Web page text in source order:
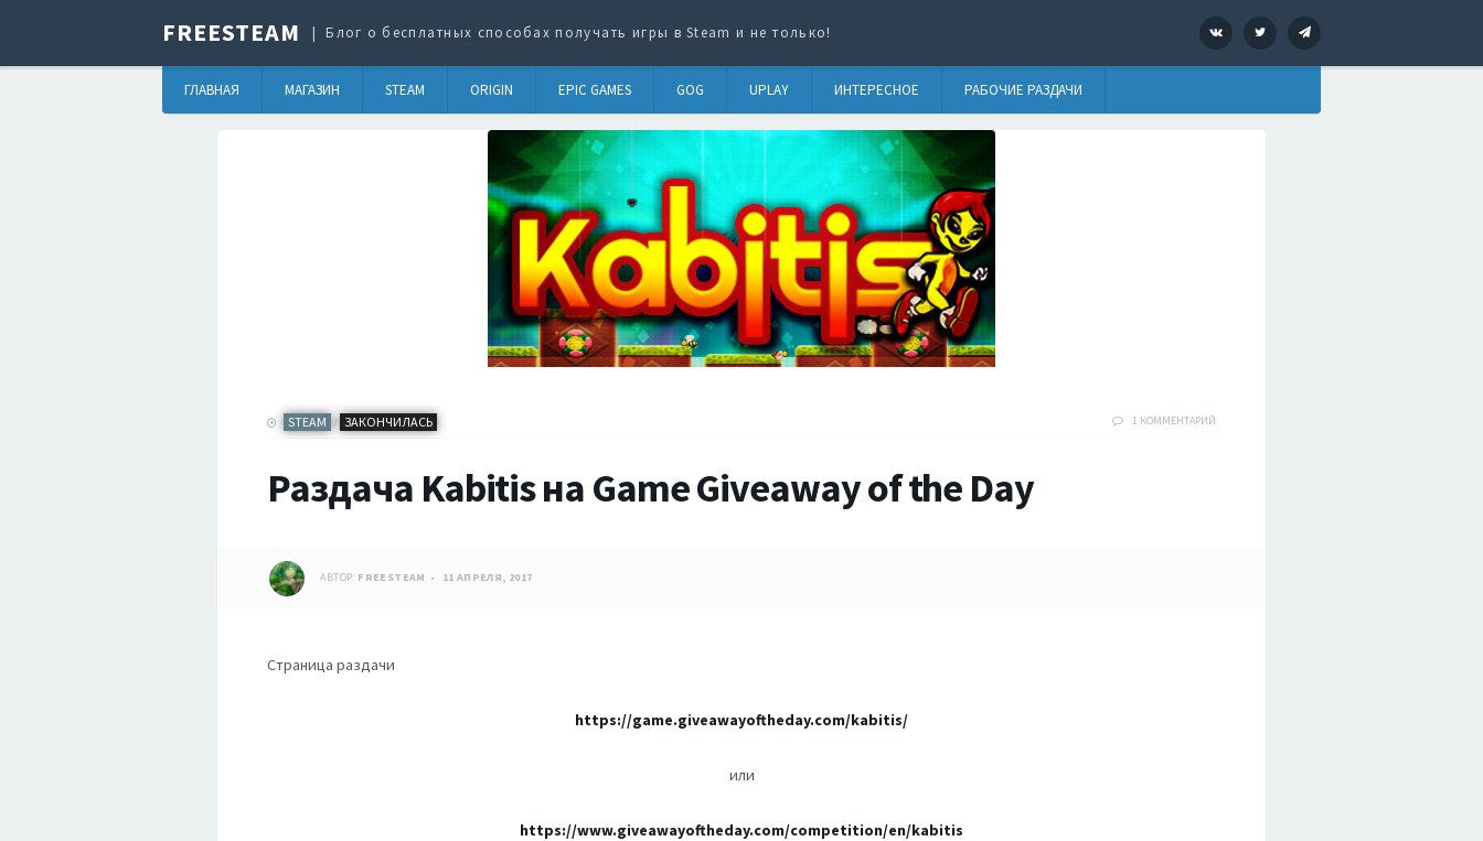
FREESTEAM Блог о бесплатных способах получать игры в Steam и не только! VK Twitter
ГЛАВНАЯ МАГАЗИН STEAM ORIGIN EPIC GAMES GOG UPLAY ИНТЕРЕСНОЕ РАБОЧИЕ РАЗДАЧИ
STEAM / ЗАКОНЧИЛАСЬ 1 КОММЕНТАРИЙ
Раздача Kabitis на Game Giveaway of the Day
АВТОР: FREESTEAM 11 АПРЕЛЯ, 2017
Страница раздачи
https://game.giveawayoftheday.com/kabitis/
или
https://www.giveawayoftheday.com/competition/en/kabitis